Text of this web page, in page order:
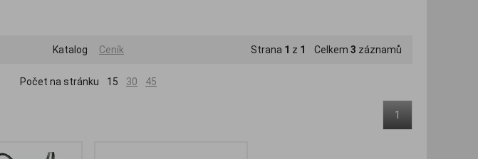
Katalog Ceník Strana 1 z 1 Celkem 3 záznamů
Počet na stránku 15 30 45
1